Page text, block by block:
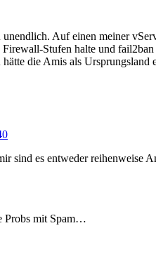
Auf einen meiner
Stufen halte und
die Amis als
sind es entweder reihenweise
Probs mit Spam…